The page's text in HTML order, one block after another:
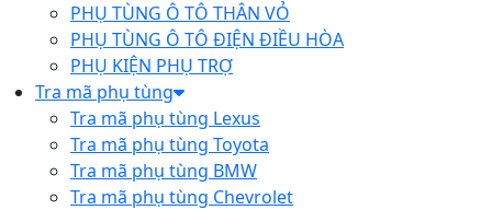
PHỤ TÙNG Ô TÔ THÂN VỎ
PHỤ TÙNG Ô TÔ ĐIỆN ĐIỀU HÒA
PHỤ KIỆN PHỤ TRỢ
Tra mã phụ tùng
Tra mã phụ tùng Lexus
Tra mã phụ tùng Toyota
Tra mã phụ tùng BMW
Tra mã phụ tùng Chevrolet